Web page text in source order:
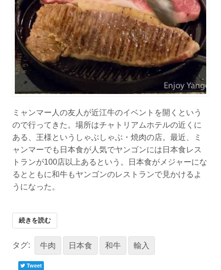
ミャンマー人の友人が近江牛のイベントを開くという
ので行ってきた。場所はチャトリアムホテルの近くに
ある、王様というしゃぶしゃぶ・焼肉の店。最近、ミ
ャンマーでも日本食が人気でヤンゴンには日本食レス
トランが100店以上あるという。日本食がメジャーにな
るとともに和牛もヤンゴンのレストランで見かけるよ
うになった。
続きを読む
タグ: 牛肉 日本食 和牛 輸入
Tweet